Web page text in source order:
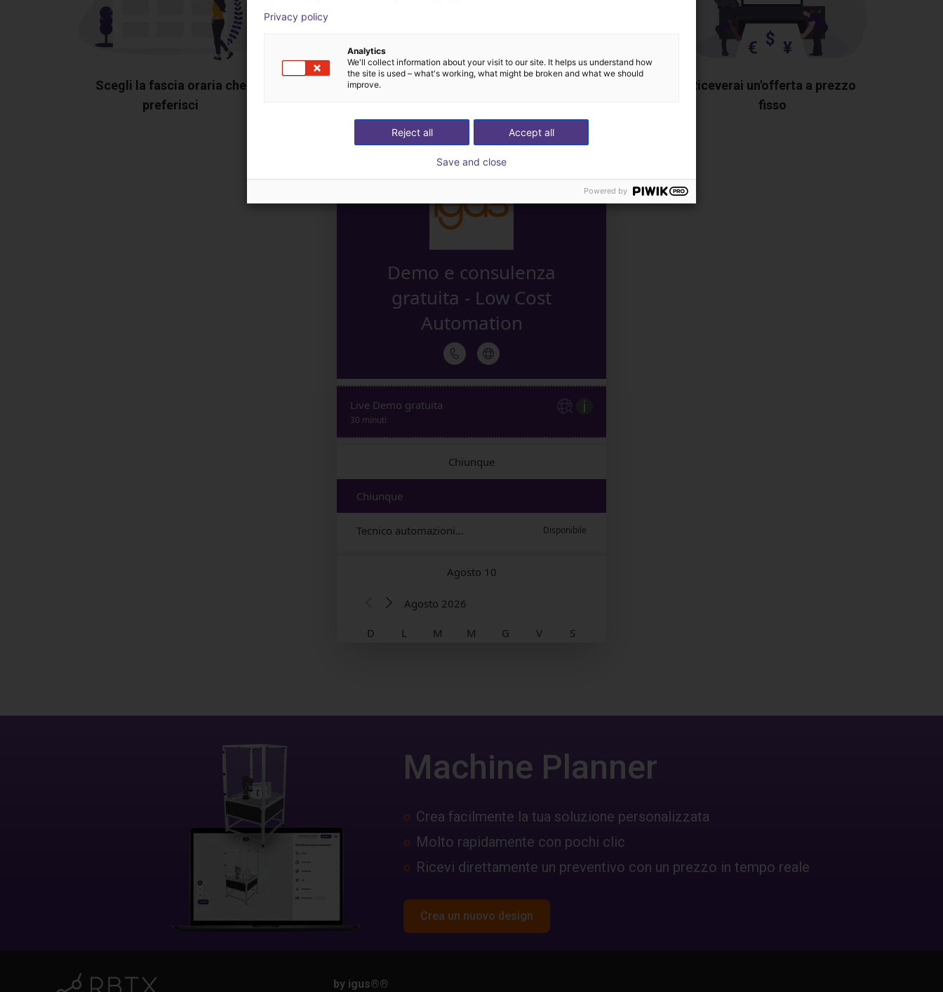
Scegli la fascia oraria che
preferisci
Riceverai un'offerta a prezzo
fisso
Machine Planner
Crea facilmente la tua soluzione personalizzata
Molto rapidamente con pochi clic
Ricevi direttamente un preventivo con un prezzo in tempo reale
Crea un nuovo design
by igus®®
Privacy policy
Analytics
We'll collect information about your visit to our site. It helps us understand how
the site is used – what's working, what might be broken and what we should
improve.
Accept all
Reject all
Save and close
Powered by